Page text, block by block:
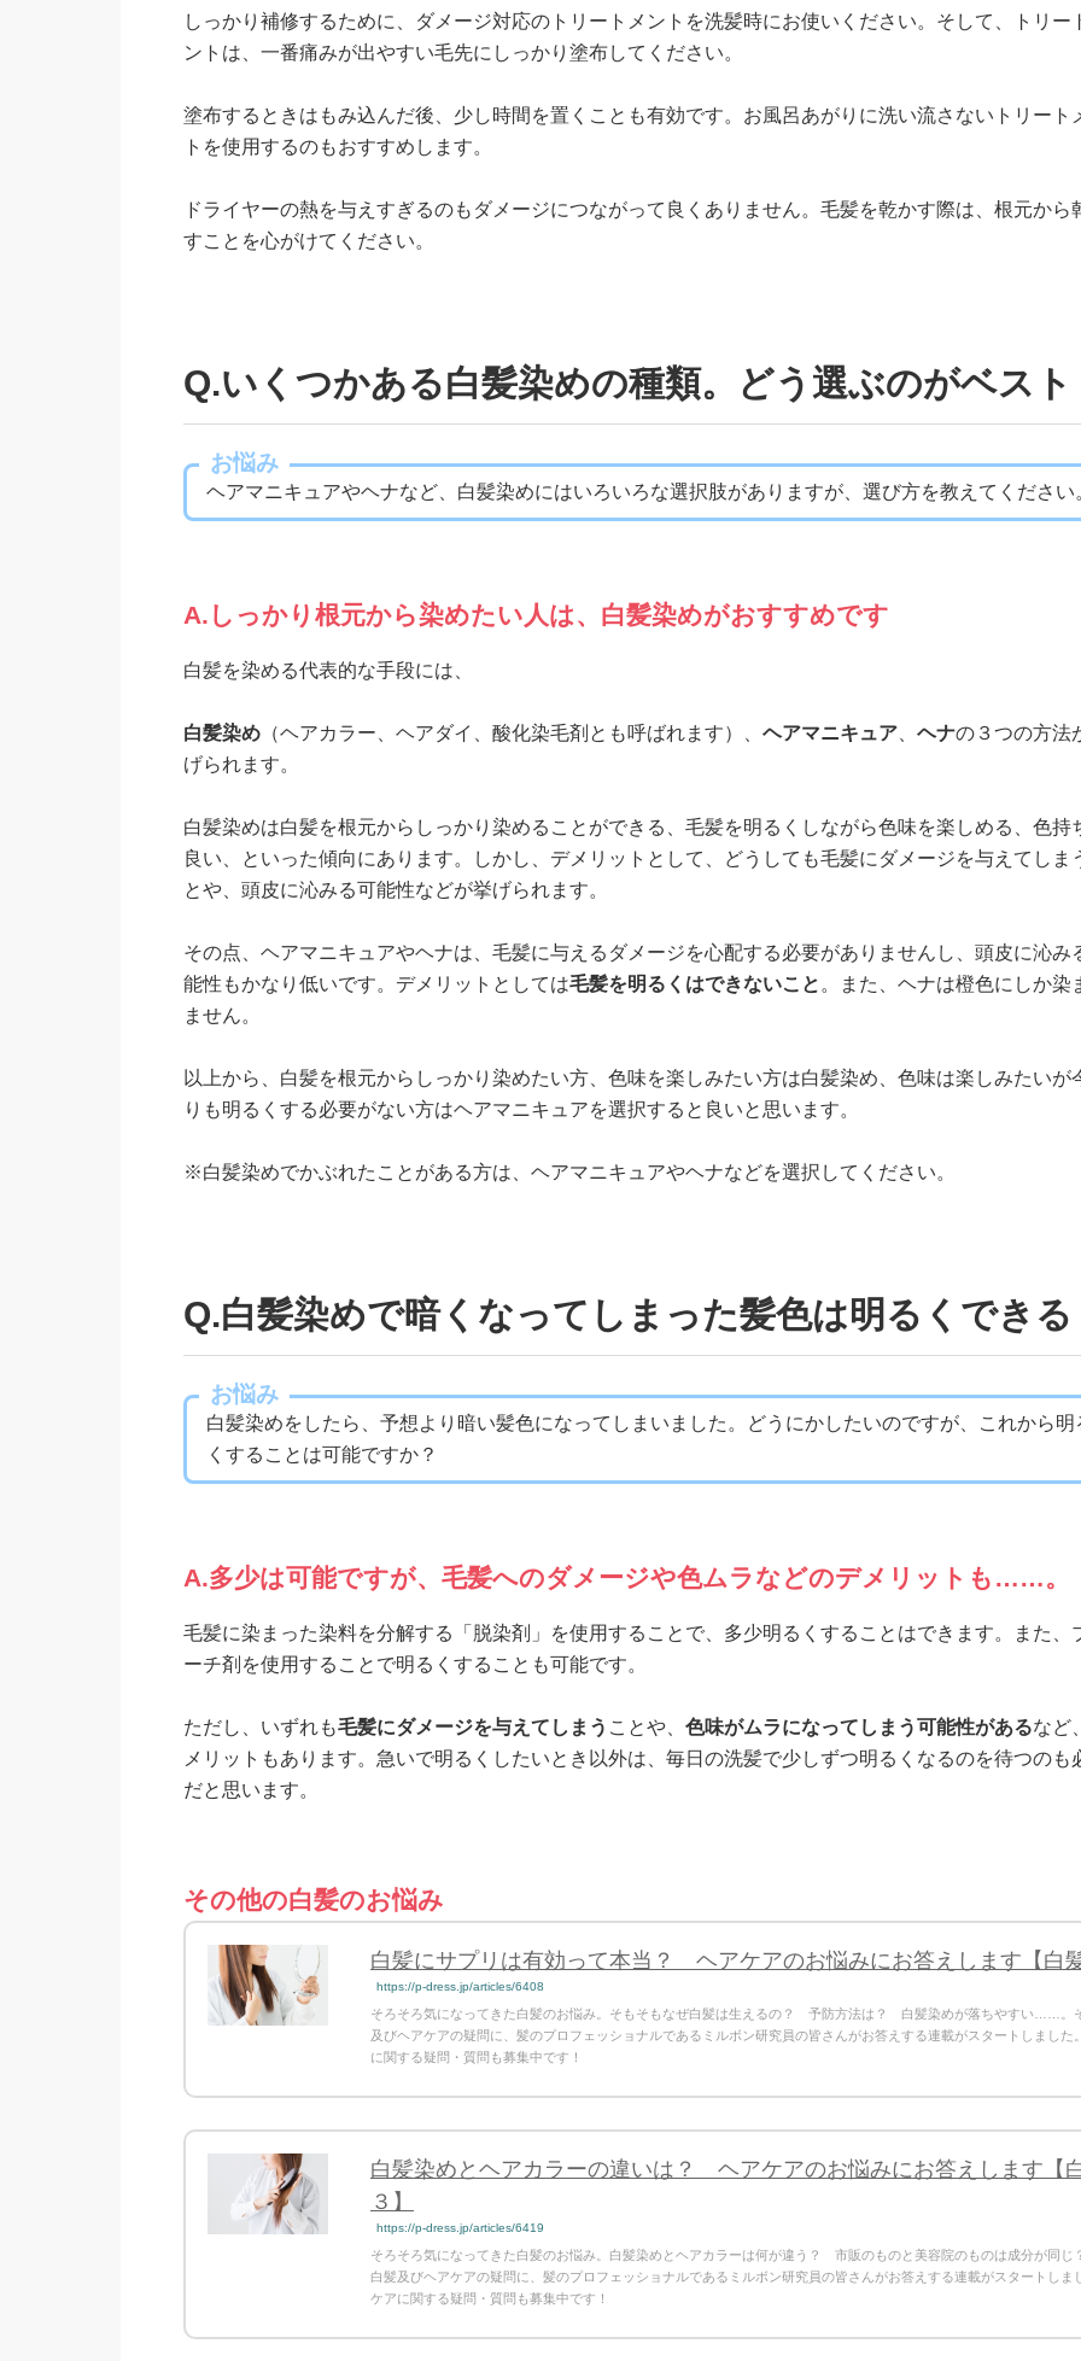
しっかり補修するために、ダメージ対応のトリートメントを洗髪時にお使いください。そして、トリー
ントは、一番痛みが出やすい毛先にしっかり塗布してください。
塗布するときはもみ込んだ後、少し時間を置くことも有効です。お風呂あがりに洗い流さないトリート
トを使用するのもおすすめします。
ドライヤーの熱を与えすぎるのもダメージにつながって良くありません。毛髪を乾かす際は、根元から
すことを心がけてください。
Q.いくつかある白髪染めの種類。どう選ぶのがベスト
お悩み
ヘアマニキュアやヘナなど、白髪染めにはいろいろな選択肢がありますが、選び方を教えてください
A.しっかり根元から染めたい人は、白髪染めがおすすめです
白髪を染める代表的な手段には、
白髪染め （ヘアカラー、ヘアダイ、酸化染毛剤とも呼ばれます）、 ヘアマニキュア ヘナの３つの方法
げられます。
白髪染めは白髪を根元からしっかり染めることができる、毛髪を明るくしながら色味を楽しめる、色持
良い、といった傾向にあります。しかし、デメリットとして、どうしても毛髪にダメージを与えてしま
とや、頭皮に沁みる可能性などが挙げられます。
その点、ヘアマニキュアやヘナは、毛髪に与えるダメージを心配する必要がありませんし、頭皮に沁み
能性もかなり低いです。デメリットとしては毛髪を明るくはできないこと 。また、ヘナは橙色にしか染
ません。
以上から、白髪を根元からしっかり染めたい方、色味を楽しみたい方は白髪染め、色味は楽しみたいが
りも明るくする必要がない方はヘアマニキュアを選択すると良いと思います。
※白髪染めでかぶれたことがある方は、ヘアマニキュアやヘナなどを選択してください。
Q.白髪染めで暗くなってしまった髪色は明るくできる
お悩み
白髪染めをしたら、予想より暗い髪色になってしまいました。どうにかしたいのですが、これから明
くすることは可能ですか？
A.多少は可能ですが、毛髪へのダメージや色ムラなどのデメリットも……。
毛髪に染まった染料を分解する「脱染剤」を使用することで、多少明るくすることはできます。また、
ーチ剤を使用することで明るくすることも可能です。
ただし、いずれも毛髪にダメージを与えてしまう ことや、 色味がムラになってしまう可能性があるなど
メリットもあります。急いで明るくしたいとき以外は、毎日の洗髪で少しずつ明るくなるのを待つのも
だと思います。
その他の白髪のお悩み
白髪にサプリは有効って本当？ ヘアケアのお悩みにお答えします【白髪
https://p-dress.jp/articles/6408
そろそろ気になってきた白髪のお悩み。そもそもなぜ白髪は生えるの？ 予防方法は？ 白髪染めが落ちやすい……。
及びヘアケアの疑問に、髪のプロフェッショナルであるミルボン研究員の皆さんがお答えする連載がスタートしました
に関する疑問・質問も募集中です！
白髪染めとヘアカラーの違いは？ ヘアケアのお悩みにお答えします【
３】
https://p-dress.jp/articles/6419
そろそろ気になってきた白髪のお悩み。白髪染めとヘアカラーは何が違う？ 市販のものと美容院のものは成分が同じ
白髪及びヘアケアの疑問に、髪のプロフェッショナルであるミルボン研究員の皆さんがお答えする連載がスタートしま
ケアに関する疑問・質問も募集中です！